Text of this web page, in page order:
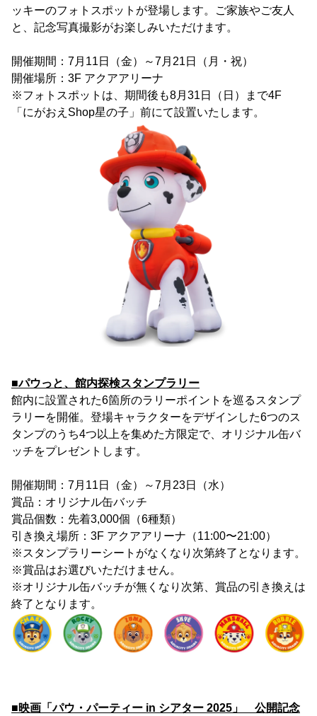
ッキーのフォトスポットが登場します。ご家族やご友人
と、記念写真撮影がお楽しみいただけます。
開催期間：7月11日（金）～7月21日（月・祝）
開催場所：3F アクアアリーナ
※フォトスポットは、期間後も8月31日（日）まで4F
「にがおえShop星の子」前にて設置いたします。
■パウっと、館内探検スタンプラリー
館内に設置された6箇所のラリーポイントを巡るスタンプ
ラリーを開催。登場キャラクターをデザインした6つのス
タンプのうち4つ以上を集めた方限定で、オリジナル缶バ
ッチをプレゼントします。
開催期間：7月11日（金）～7月23日（水）
賞品：オリジナル缶バッチ
賞品個数：先着3,000個（6種類）
引き換え場所：3F アクアアリーナ（11:00〜21:00）
※スタンプラリーシートがなくなり次第終了となります。
※賞品はお選びいただけません。
※オリジナル缶バッチが無くなり次第、賞品の引き換えは
終了となります。
■映画「パウ・パーティー in シアター 2025」 公開記念